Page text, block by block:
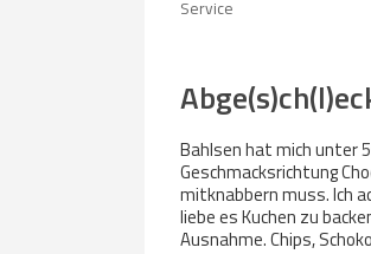
Service
Bahlsen hat mich unter
Geschmacksrichtung
mitknabbern muss. Ich
liebe es Kuchen zu
Ausnahme. Chips,